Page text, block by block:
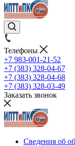
Телефоны
+7 983-001-21-52
+7 (383) 328-04-67
+7 (383) 328-04-68
+7 (383) 328-03-49
Заказать звонок
Сведения об